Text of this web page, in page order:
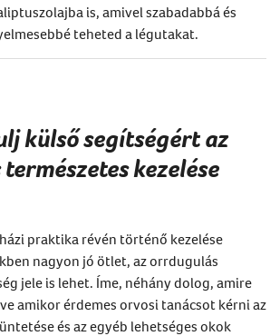
is, amivel szabadabbá és
teheted a légutakat.
külső segítségért az
természetes kezelése
praktika révén történő kezelése
nagyon jó ötlet, az orrdugulás
jele is lehet. Íme, néhány dolog, amire
amikor érdemes orvosi tanácsot kérni az
és az egyéb lehetséges okok